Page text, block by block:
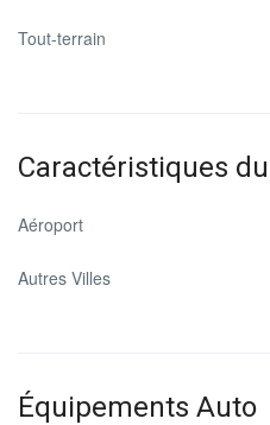
Tout-terrain
Caractéristiques
Aéroport
Autres Villes
Équipements Auto